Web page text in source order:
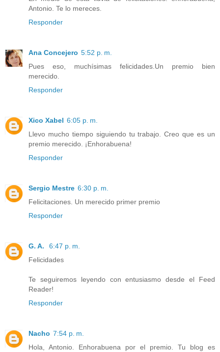
Antonio. Te lo mereces.
Responder
Ana Concejero 5:52 p. m.
Pues eso, muchísimas felicidades.Un premio bien
merecido.
Responder
Xico Xabel 6:05 p. m.
Llevo mucho tiempo siguiendo tu trabajo. Creo que es un
premio merecido. ¡Enhorabuena!
Responder
Sergio Mestre 6:30 p. m.
Felicitaciones. Un merecido primer premio
Responder
G. A.
6:47 p. m.
Felicidades
Te seguiremos leyendo con entusiasmo desde el Feed
Reader!
Responder
Nacho 7:54 p. m.
Hola, Antonio. Enhorabuena por el premio. Tu blog es